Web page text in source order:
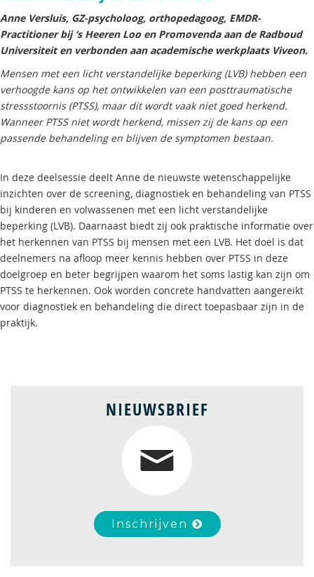
Anne Versluis, GZ-psycholoog, orthopedagoog, EMDR-
Practitioner bij ‘s Heeren Loo en Promovenda aan de Radboud
Universiteit en verbonden aan academische werkplaats Viveon.
Mensen met een licht verstandelijke beperking (LVB) hebben een
verhoogde kans op het ontwikkelen van een posttraumatische
stressstoornis (PTSS), maar dit wordt vaak niet goed herkend.
Wanneer PTSS niet wordt herkend, missen zij de kans op een
passende behandeling en blijven de symptomen bestaan.
In deze deelsessie deelt Anne de nieuwste wetenschappelijke
inzichten over de screening, diagnostiek en behandeling van PTSS
bij kinderen en volwassenen met een licht verstandelijke
beperking (LVB). Daarnaast biedt zij ook praktische informatie over
het herkennen van PTSS bij mensen met een LVB. Het doel is dat
deelnemers na afloop meer kennis hebben over PTSS in deze
doelgroep en beter begrijpen waarom het soms lastig kan zijn om
PTSS te herkennen. Ook worden concrete handvatten aangereikt
voor diagnostiek en behandeling die direct toepasbaar zijn in de
praktijk.
NIEUWSBRIEF
Inschrijven